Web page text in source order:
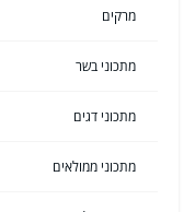
מרקים
מתכוני בשר
מתכוני דגים
מתכוני ממולאים